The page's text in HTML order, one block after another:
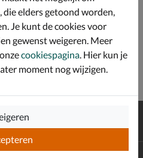
elders getoond worden,
Je kunt de cookies voor
gewenst weigeren. Meer
cookiespagina. Hier kun je
moment nog wijzigen.